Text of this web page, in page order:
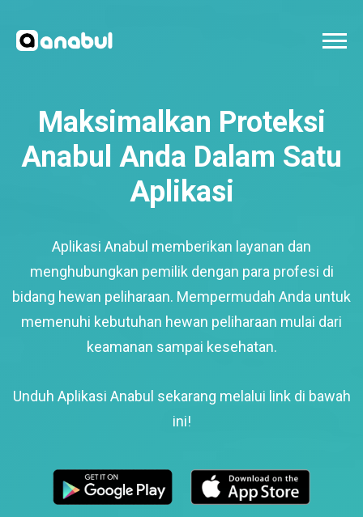
Maksimalkan Proteksi
Anabul Anda Dalam Satu
Aplikasi
Aplikasi Anabul memberikan layanan dan
menghubungkan pemilik dengan para profesi di
bidang hewan peliharaan. Mempermudah Anda untuk
memenuhi kebutuhan hewan peliharaan mulai dari
keamanan sampai kesehatan.
Unduh Aplikasi Anabul sekarang melalui link di bawah
ini!